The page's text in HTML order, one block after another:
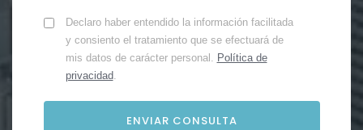
Declaro haber entendido la información facilitada
y consiento el tratamiento que se efectuará de
mis datos de carácter personal. Política de
privacidad.